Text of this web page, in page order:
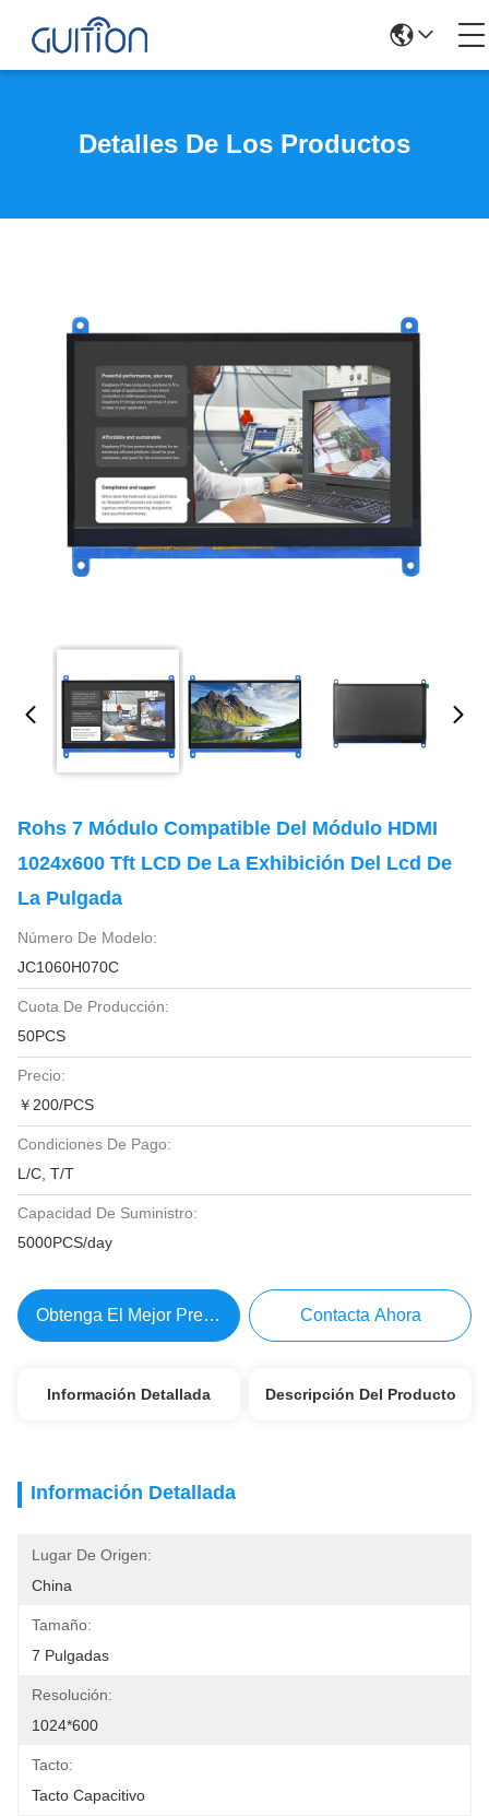
Detalles De Los Productos
Rohs 7 Módulo Compatible Del Módulo HDMI
1024x600 Tft LCD De La Exhibición Del Lcd De
La Pulgada
Número De Modelo:
JC1060H070C
Cuota De Producción:
50PCS
Precio:
￥200/PCS
Condiciones De Pago:
L/C, T/T
Capacidad De Suministro:
5000PCS/day
Obtenga El Mejor Precio Contacta Ahora
Información Detallada Descripción Del Producto
Información Detallada
Lugar De Origen:
China
Tamaño:
7 Pulgadas
Resolución:
1024*600
Tacto:
Tacto Capacitivo